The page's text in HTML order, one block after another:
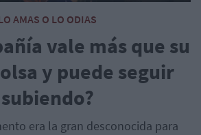
AMAS O LO ODIAS
vale más que su
y puede seguir
subiendo?
era la gran desconocida para